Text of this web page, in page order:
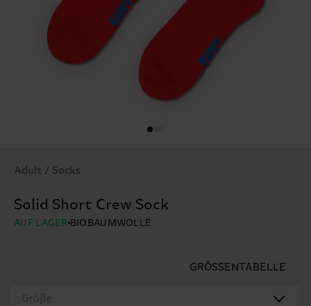
Adult / Socks
Solid Short Crew Sock
AUF LAGER BIOBAUMWOLLE
GRÖSSENTABELLE
Größe